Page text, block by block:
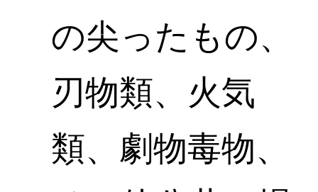
の尖ったもの、
刃物類、火気
類、劇物毒物、